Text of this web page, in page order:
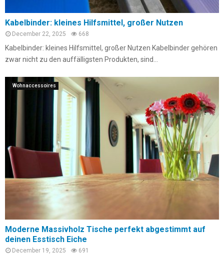
Kabelbinder: kleines Hilfsmittel, großer Nutzen
December 22, 2025 668
Kabelbinder: kleines Hilfsmittel, großer Nutzen Kabelbinder gehören
zwar nicht zu den auffälligsten Produkten, sind...
Wohnaccessoires
Moderne Massivholz Tische perfekt abgestimmt auf
deinen Esstisch Eiche
December 19, 2025 691